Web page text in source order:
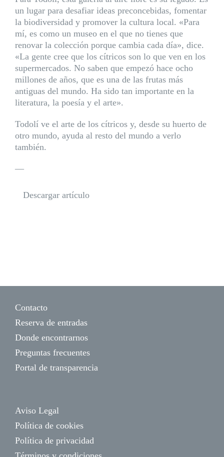
un lugar para desafiar ideas preconcebidas, fomentar
la biodiversidad y promover la cultura local. «Para
mí, es como un museo en el que no tienes que
renovar la colección porque cambia cada día», dice.
«La gente cree que los cítricos son lo que ven en los
supermercados. No saben que empezó hace ocho
millones de años, que es una de las frutas más
antiguas del mundo. Ha sido tan importante en la
literatura, la poesía y el arte».
Todolí ve el arte de los cítricos y, desde su huerto de
otro mundo, ayuda al resto del mundo a verlo
también.
—
Descargar artículo
Contacto
Reserva de entradas
Donde encontrarnos
Preguntas frecuentes
Portal de transparencia
Aviso Legal
Política de cookies
Política de privacidad